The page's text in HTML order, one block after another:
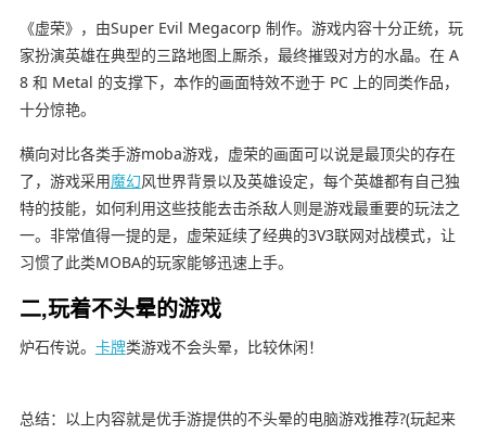
《虚荣》，由Super Evil Megacorp 制作。游戏内容十分正统，玩
家扮演英雄在典型的三路地图上厮杀，最终摧毁对方的水晶。在 A
8 和 Metal 的支撑下，本作的画面特效不逊于 PC 上的同类作品，
十分惊艳。
横向对比各类手游moba游戏，虚荣的画面可以说是最顶尖的存在
了，游戏采用魔幻风世界背景以及英雄设定，每个英雄都有自己独
特的技能，如何利用这些技能去击杀敌人则是游戏最重要的玩法之
一。非常值得一提的是，虚荣延续了经典的3V3联网对战模式，让
习惯了此类MOBA的玩家能够迅速上手。
二,玩着不头晕的游戏
炉石传说。 卡牌类游戏不会头晕，比较休闲！
总结：以上内容就是优手游提供的不头晕的电脑游戏推荐?(玩起来